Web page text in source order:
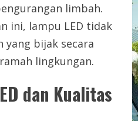
limbah.
ini, lampu LED tidak
yang bijak secara
lingkungan.
dan Kualitas